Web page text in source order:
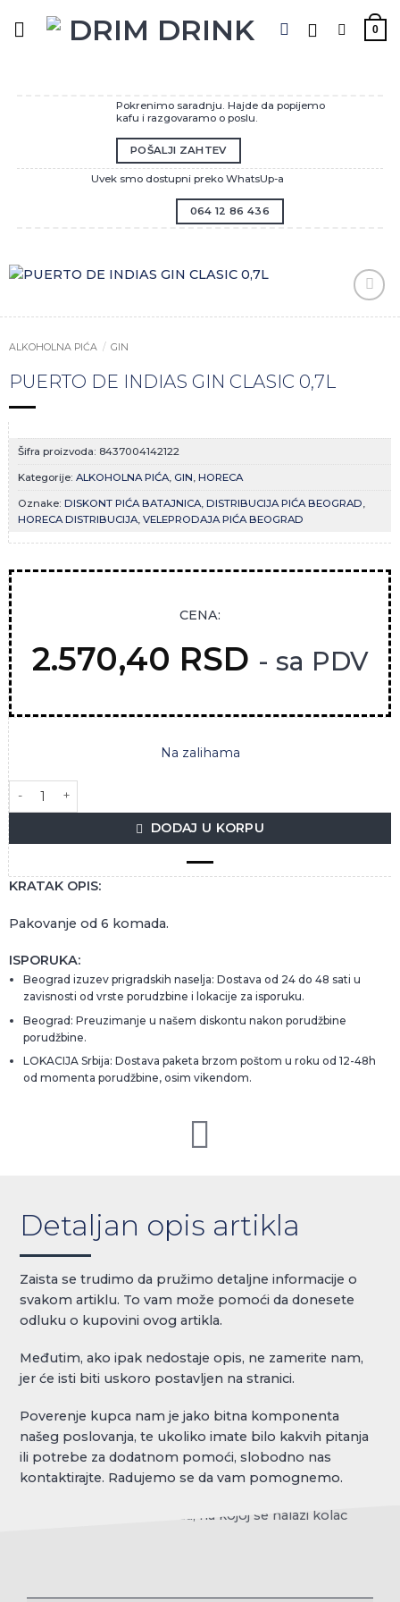
0
Pokrenimo saradnju. Hajde da popijemo
kafu i razgovaramo o poslu.
POŠALJI ZAHTEV
Uvek smo dostupni preko WhatsUp-a
064 12 86 436
Zaprati
ALKOHOLNA PIĆA / GIN
PUERTO DE INDIAS GIN CLASIC 0,7L
Šifra proizvoda: 8437004142122
Kategorije: ALKOHOLNA PIĆA, GIN, HORECA
Oznake: DISKONT PIĆA BATAJNICA, DISTRIBUCIJA PIĆA BEOGRAD,
HORECA DISTRIBUCIJA, VELEPRODAJA PIĆA BEOGRAD
CENA:
2.570,40 RSD - sa PDV
Na zalihama
PUERTO DE INDIAS GIN CLASIC 0,7L količina
DODAJ U KORPU
KRATAK OPIS:
Pakovanje od 6 komada.
ISPORUKA:
Beograd izuzev prigradskih naselja: Dostava od 24 do 48 sati u
zavisnosti od vrste porudzbine i lokacije za isporuku.
Beograd: Preuzimanje u našem diskontu nakon porudžbine
porudžbine.
LOKACIJA Srbija: Dostava paketa brzom poštom u roku od 12-48h
od momenta porudžbine, osim vikendom.
Detaljan opis artikla
Zaista se trudimo da pružimo detaljne informacije o
svakom artiklu. To vam može pomoći da donesete
odluku o kupovini ovog artikla.
Međutim, ako ipak nedostaje opis, ne zamerite nam,
jer će isti biti uskoro postavljen na stranici.
Poverenje kupca nam je jako bitna komponenta
našeg poslovanja, te ukoliko imate bilo kakvih pitanja
ili potrebe za dodatnom pomoći, slobodno nas
kontaktirajte. Radujemo se da vam pomognemo.